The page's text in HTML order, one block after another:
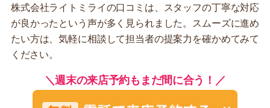
株式会社ライトミライの口コミは、スタッフの丁寧な対応
が良かったという声が多く見られました。スムーズに進め
たい方は、気軽に相談して担当者の提案力を確かめてみて
ください。
＼週末の来店予約もまだ間に合う！／